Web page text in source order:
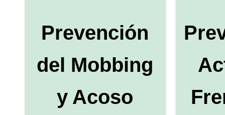
Prevención
del Mobbing
y Acoso